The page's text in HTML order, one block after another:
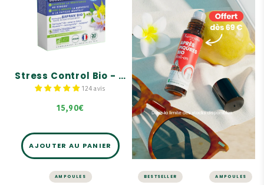
Stress Control Bio - 30 gélules
124 avis
15,90€
Fortement dosé en Safran
Bio : 150 mg
Efficacité prouvée en 2
semaines
Enrichi en trio de
AJOUTER AU PANIER
AMPOULES BESTSELLER AMPOULES